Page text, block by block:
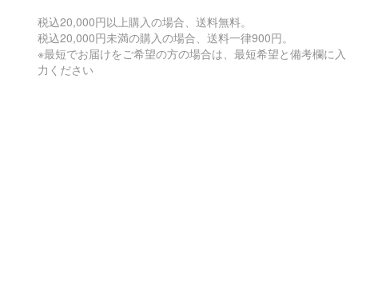
税込20,000円以上購入の場合、送料無料。
税込20,000円未満の購入の場合、送料一律900円。
※最短でお届けをご希望の方の場合は、最短希望と備考欄に入
力ください